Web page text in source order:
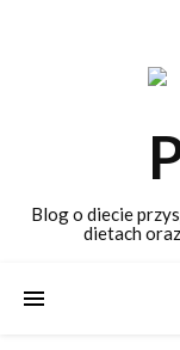
Blog o diecie
dietach